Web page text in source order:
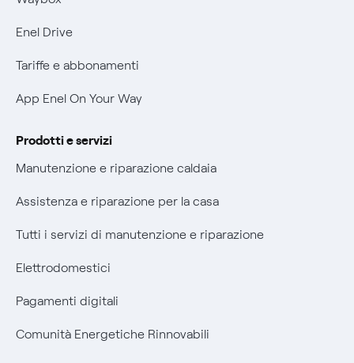
Phishing e truffe online
Verifica chi ti ha chiamato
Agevolazione utenti con disabilità per offerte Fibra
Enel Drive
Tariffe e abbonamenti
App Enel On Your Way
Prodotti e servizi
Manutenzione e riparazione caldaia
Assistenza e riparazione per la casa
Tutti i servizi di manutenzione e riparazione
Elettrodomestici
Pagamenti digitali
Comunità Energetiche Rinnovabili